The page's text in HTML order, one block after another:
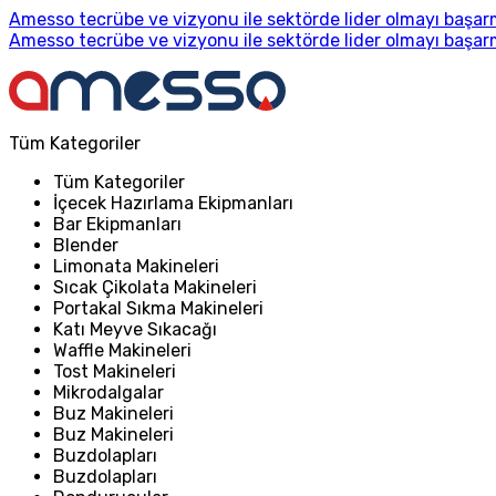
Amesso tecrübe ve vizyonu ile sektörde lider olmayı
Amesso tecrübe ve vizyonu ile sektörde lider olmayı
Tüm Kategoriler
Tüm Kategoriler
İçecek Hazırlama Ekipmanları
Bar Ekipmanları
Blender
Limonata Makineleri
Sıcak Çikolata Makineleri
Portakal Sıkma Makineleri
Katı Meyve Sıkacağı
Waffle Makineleri
Tost Makineleri
Mikrodalgalar
Buz Makineleri
Buz Makineleri
Buzdolapları
Buzdolapları